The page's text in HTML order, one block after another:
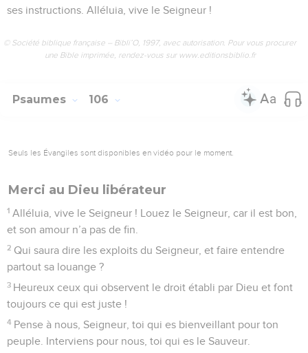
ses instructions. Alléluia, vive le Seigneur !
© Société biblique française – Bibli’O, 1997, avec autorisation. Pour vous procurer
une Bible imprimée, rendez-vous sur www.editionsbiblio.fr
Psaumes 106
Seuls les Évangiles sont disponibles en vidéo pour le moment.
Merci au Dieu libérateur
1 Alléluia, vive le Seigneur ! Louez le Seigneur, car il est bon,
et son amour n’a pas de fin.
2 Qui saura dire les exploits du Seigneur, et faire entendre
partout sa louange ?
3 Heureux ceux qui observent le droit établi par Dieu et font
toujours ce qui est juste !
4 Pense à nous, Seigneur, toi qui es bienveillant pour ton
peuple. Interviens pour nous, toi qui es le Sauveur.